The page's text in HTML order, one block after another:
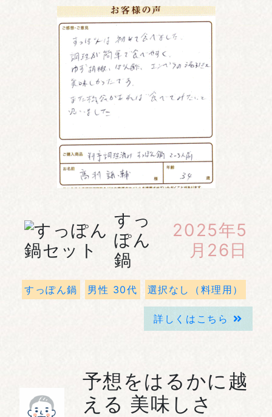
すっ
ぽん
鍋
2025年5
月26日
すっぽん鍋 男性 30代 選択なし（料理用）
詳しくはこちら
予想をはるかに越
える 美味しさ